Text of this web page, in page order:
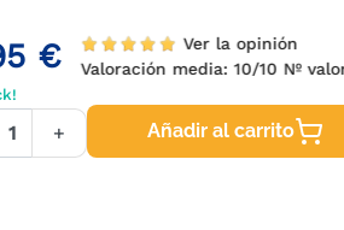
€
Ver la opinión
Valoración media: 10/10 Nº
+ Añadir al carrito